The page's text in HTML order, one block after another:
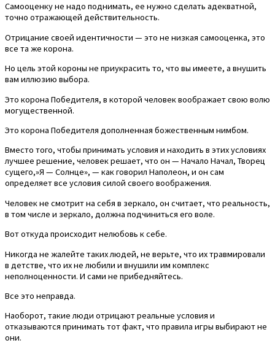
Самооценку не надо поднимать, ее нужно сделать адекватной,
точно отражающей действительность.
Отрицание своей идентичности — это не низкая самооценка, это
все та же корона.
Но цель этой короны не приукрасить то, что вы имеете, а внушить
вам иллюзию выбора.
Это корона Победителя, в которой человек воображает свою волю
могущественной.
Это корона Победителя дополненная божественным нимбом.
Вместо того, чтобы принимать условия и находить в этих условиях
лучшее решение, человек решает, что он — Начало Начал, Творец
сущего,»Я — Солнце», — как говорил Наполеон, и он сам
определяет все условия силой своего воображения.
Человек не смотрит на себя в зеркало, он считает, что реальность,
в том числе и зеркало, должна подчиниться его воле.
Вот откуда происходит нелюбовь к себе.
Никогда не жалейте таких людей, не верьте, что их травмировали
в детстве, что их не любили и внушили им комплекс
неполноценности. И сами не прибедняйтесь.
Все это неправда.
Наоборот, такие люди отрицают реальные условия и
отказываются принимать тот факт, что правила игры выбирают не
они.